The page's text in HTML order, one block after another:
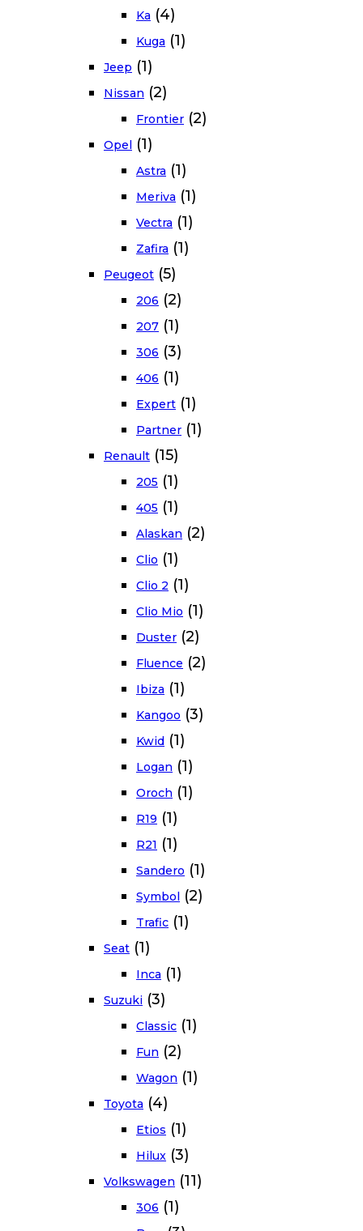
Ka (4)
Kuga (1)
Jeep (1)
Nissan (2)
Frontier (2)
Opel (1)
Astra (1)
Meriva (1)
Vectra (1)
Zafira (1)
Peugeot (5)
206 (2)
207 (1)
306 (3)
406 (1)
Expert (1)
Partner (1)
Renault (15)
205 (1)
405 (1)
Alaskan (2)
Clio (1)
Clio 2 (1)
Clio Mio (1)
Duster (2)
Fluence (2)
Ibiza (1)
Kangoo (3)
Kwid (1)
Logan (1)
Oroch (1)
R19 (1)
R21 (1)
Sandero (1)
Symbol (2)
Trafic (1)
Seat (1)
Inca (1)
Suzuki (3)
Classic (1)
Fun (2)
Wagon (1)
Toyota (4)
Etios (1)
Hilux (3)
Volkswagen (11)
306 (1)